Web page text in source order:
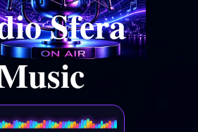
Sfera
Radio Sfera Music